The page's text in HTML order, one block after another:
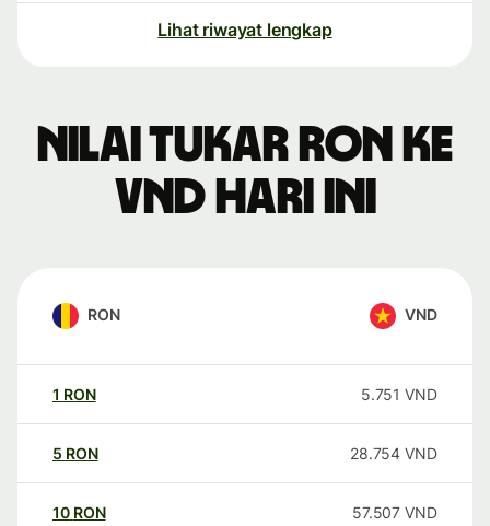
Lihat riwayat lengkap
Nilai tukar RON ke
VND hari ini
RON VND
1 RON 5.751 VND
5 RON 28.754 VND
10 RON 57.507 VND